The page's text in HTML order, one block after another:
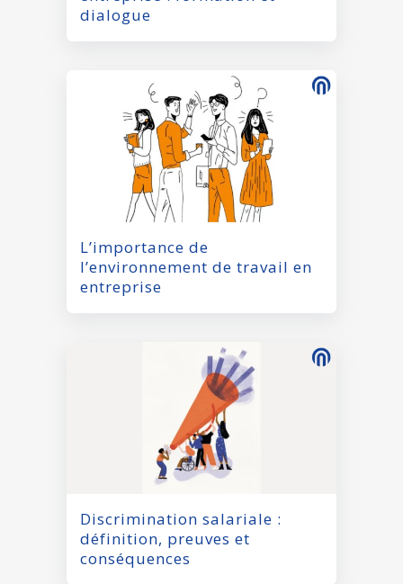
dialogue
L’importance de
l’environnement de travail en
entreprise
Discrimination salariale :
définition, preuves et
conséquences